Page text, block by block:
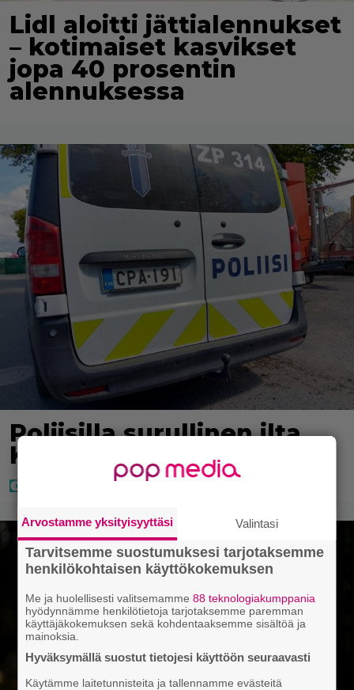
Lidl aloitti jättialennukset
– kotimaiset kasvikset
jopa 40 prosentin
alennuksessa
Poliisilla surullinen ilta
Kuopiossa eilen
Arvostamme yksityisyyttäsi Valintasi
Tarvitsemme suostumuksesi tarjotaksemme
henkilökohtaisen käyttökokemuksen
Me ja huolellisesti valitsemamme88 teknologiakumppania
hyödynnämme henkilötietoja tarjotaksemme paremman
käyttäjäkokemuksen sekä kohdentaaksemme sisältöä ja
mainoksia.
Hyväksymällä suostut tietojesi käyttöön seuraavasti
Käytämme laitetunnisteita ja tallennamme evästeitä